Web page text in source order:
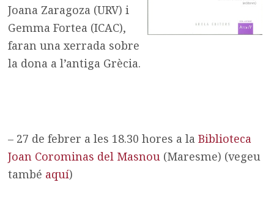
Joana Zaragoza (URV) i
Gemma Fortea (ICAC),
faran una xerrada sobre
la dona a l’antiga Grècia.
– 27 de febrer a les 18.30 hores a laBiblioteca
Joan Corominas del Masnou (Maresme) (vegeu
també aquí)